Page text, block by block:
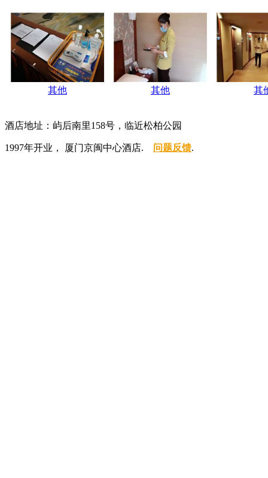
其他 其他 其
酒店地址：屿后南里158号，临近松柏公园
1997年开业， 厦门京闽中心酒店. 问题反馈.